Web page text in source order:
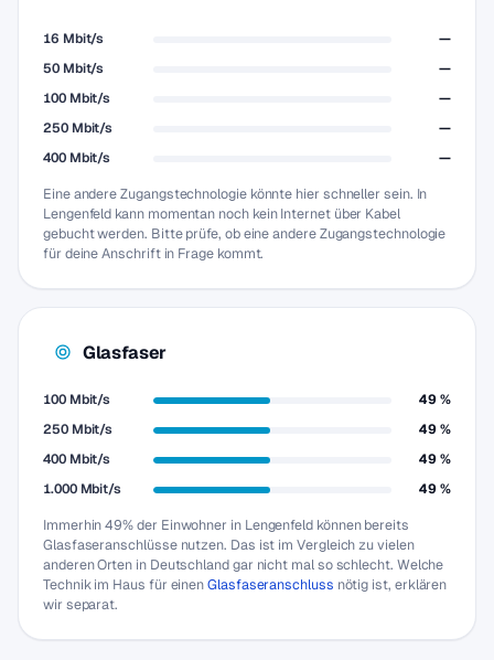
16 Mbit/s
—
50 Mbit/s
—
100 Mbit/s
—
250 Mbit/s
—
400 Mbit/s
—
Eine andere Zugangstechnologie könnte hier schneller sein. In
Lengenfeld kann momentan noch kein Internet über Kabel
gebucht werden. Bitte prüfe, ob eine andere Zugangstechnologie
für deine Anschrift in Frage kommt.
Glasfaser
100 Mbit/s
49 %
250 Mbit/s
49 %
400 Mbit/s
49 %
1.000 Mbit/s
49 %
Immerhin 49% der Einwohner in Lengenfeld können bereits
Glasfaseranschlüsse nutzen. Das ist im Vergleich zu vielen
anderen Orten in Deutschland gar nicht mal so schlecht. Welche
Technik im Haus für einenGlasfaseranschluss nötig ist, erklären
wir separat.